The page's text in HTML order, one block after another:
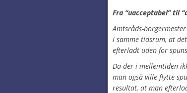
Fra “uacceptabel” til
Amtsråds-
i samme tidsrum, at
efterladt uden for
Da der i mellemtiden
man også ville flytte
resultat, at man